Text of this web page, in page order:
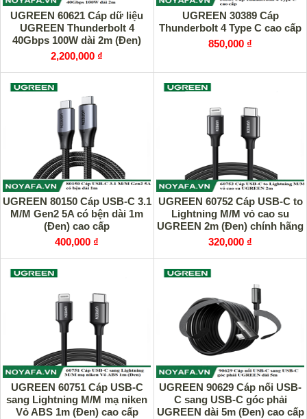
UGREEN 60621 Cáp dữ liệu
UGREEN Thunderbolt 4
40Gbps 100W dài 2m (Đen)
chính hãng
2,200,000 ₫
UGREEN 30389 Cáp
Thunderbolt 4 Type C cao cấp
850,000 ₫
UGREEN 80150 Cáp USB-C 3.1
M/M Gen2 5A có bện dài 1m
(Đen) cao cấp
400,000 ₫
UGREEN 60752 Cáp USB-C to
Lightning M/M vỏ cao su
UGREEN 2m (Đen) chính hãng
320,000 ₫
UGREEN 60751 Cáp USB-C
sang Lightning M/M mạ niken
Vỏ ABS 1m (Đen) cao cấp
UGREEN 90629 Cáp nối USB-
C sang USB-C góc phải
UGREEN dài 5m (Đen) cao cấp